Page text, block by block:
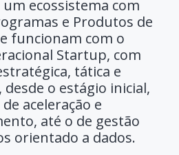
ecossistema com
e Produtos de
funcionam com o
Startup, com
tática e
o estágio inicial,
aceleração e
até o de gestão
orientado a dados.